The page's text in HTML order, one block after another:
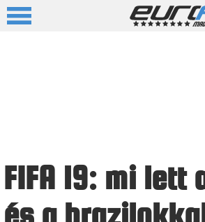
FIFA 19: mi lett
és a